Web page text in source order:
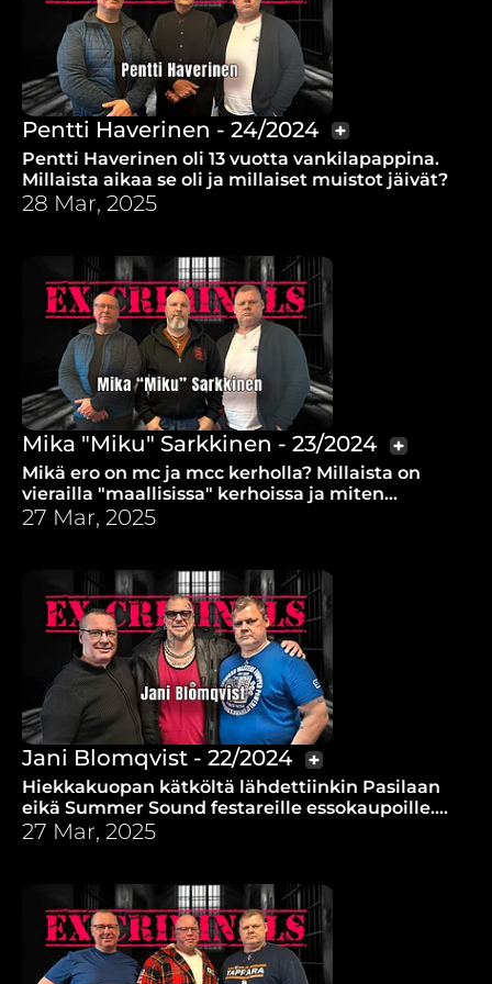
Pentti Haverinen - 24/2024
Pentti Haverinen oli 13 vuotta vankilapappina.
Millaista aikaa se oli ja millaiset muistot jäivät?
28 Mar, 2025
Mika "Miku" Sarkkinen - 23/2024
Mikä ero on mc ja mcc kerholla? Millaista on
vierailla "maallisissa" kerhoissa ja miten
uskonveljet otetaan vastaan näissä paikoissa?
27 Mar, 2025
Jani Blomqvist - 22/2024
Hiekkakuopan kätköltä lähdettiinkin Pasilaan
eikä Summer Sound festareille essokaupoille.
Miten Sörkän vankila-aika muutti Janin elämän?
27 Mar, 2025